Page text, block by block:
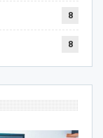
8
8